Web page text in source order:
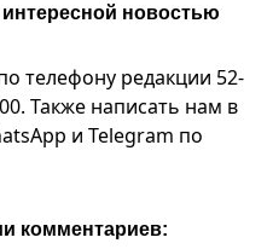
новостью
телефону редакции 52-
Также написать нам в
и Telegram по
комментариев: